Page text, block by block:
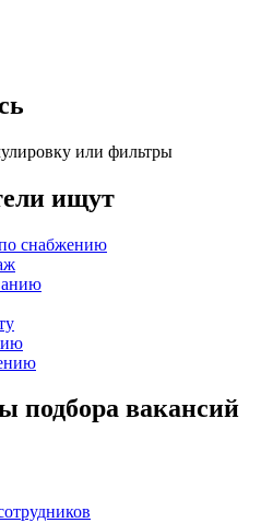
или фильтры
ищут
снабжению
подбора вакансий